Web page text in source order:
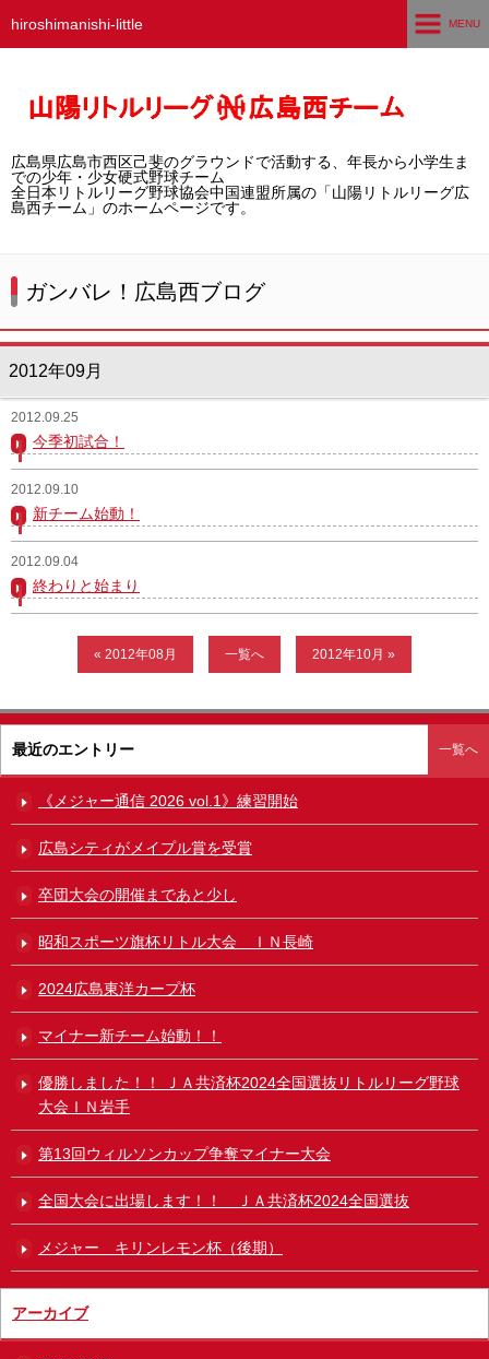
hiroshimanishi-little
広島県広島市西区己斐のグラウンドで活動する、年長から小学生ま
での少年・少女硬式野球チーム
全日本リトルリーグ野球協会中国連盟所属の「山陽リトルリーグ広
島西チーム」のホームページです。
MENU
広島西チームとは
選手募集／体験・見学
試合結果
想い出アルバム
卒団生の声
ガンバレ！広島西ブログ
質問コーナー Ｑ＆Ａ
リトルリーグについて
ガンバレ！広島西ブログ
2012年09月
2012.09.25
今季初試合！
2012.09.10
新チーム始動！
2012.09.04
終わりと始まり
« 2012年08月 一覧へ 2012年10月 »
最近のエントリー 一覧へ
《メジャー通信 2026 vol.1》練習開始
広島シティがメイプル賞を受賞
卒団大会の開催まであと少し
昭和スポーツ旗杯リトル大会 ＩＮ長崎
2024広島東洋カープ杯
マイナー新チーム始動！！
優勝しました！！ ＪＡ共済杯2024全国選抜リトルリーグ野球
大会ＩＮ岩手
第13回ウィルソンカップ争奪マイナー大会
全国大会に出場します！！ ＪＡ共済杯2024全国選抜
メジャー キリンレモン杯（後期）
アーカイブ